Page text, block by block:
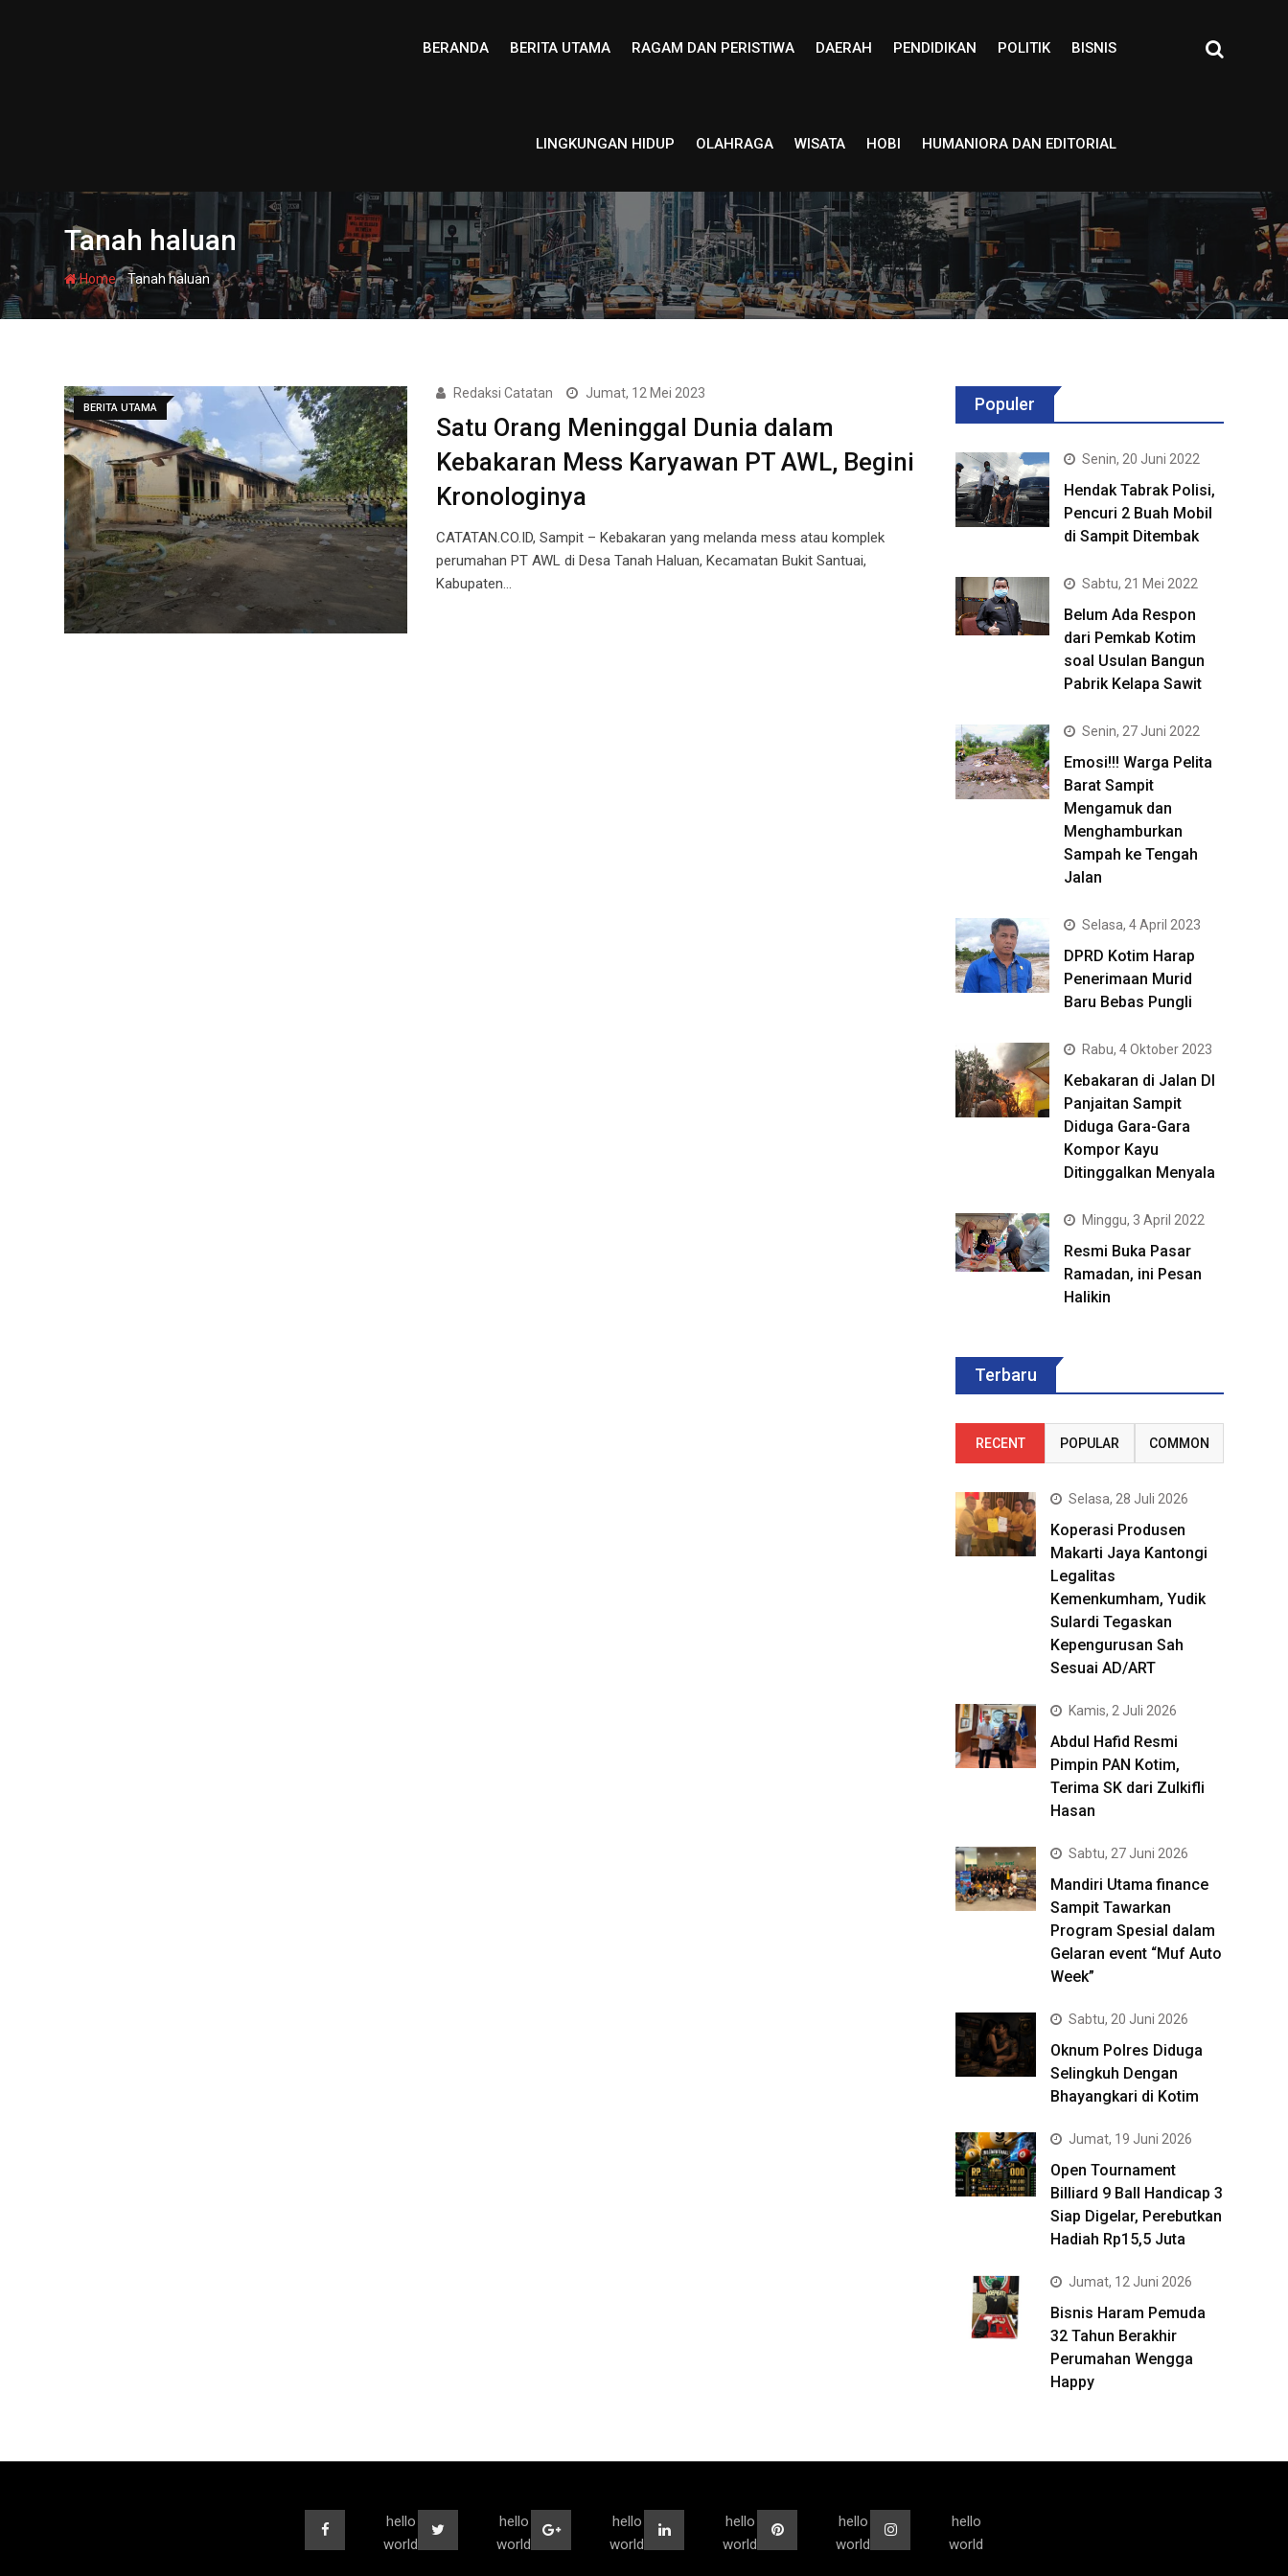
BERANDA BERITA UTAMA RAGAM DAN PERISTIWA DAERAH PENDIDIKAN POLITIK BISNIS
LINGKUNGAN HIDUP OLAHRAGA WISATA HOBI HUMANIORA DAN EDITORIAL
Tanah haluan
Home-Tanah haluan
BERITA UTAMA
Redaksi Catatan Jumat, 12 Mei 2023
Satu Orang Meninggal Dunia dalam
Kebakaran Mess Karyawan PT AWL, Begini
Kronologinya
CATATAN.CO.ID, Sampit – Kebakaran yang melanda mess atau komplek
perumahan PT AWL di Desa Tanah Haluan, Kecamatan Bukit Santuai,
Kabupaten…
Populer
Senin, 20 Juni 2022
Hendak Tabrak Polisi,
Pencuri 2 Buah Mobil
di Sampit Ditembak
Sabtu, 21 Mei 2022
Belum Ada Respon
dari Pemkab Kotim
soal Usulan Bangun
Pabrik Kelapa Sawit
Senin, 27 Juni 2022
Emosi!!! Warga Pelita
Barat Sampit
Mengamuk dan
Menghamburkan
Sampah ke Tengah
Jalan
Selasa, 4 April 2023
DPRD Kotim Harap
Penerimaan Murid
Baru Bebas Pungli
Rabu, 4 Oktober 2023
Kebakaran di Jalan DI
Panjaitan Sampit
Diduga Gara-Gara
Kompor Kayu
Ditinggalkan Menyala
Minggu, 3 April 2022
Resmi Buka Pasar
Ramadan, ini Pesan
Halikin
Terbaru
RECENT POPULAR COMMON
Selasa, 28 Juli 2026
Koperasi Produsen
Makarti Jaya Kantongi
Legalitas
Kemenkumham, Yudik
Sulardi Tegaskan
Kepengurusan Sah
Sesuai AD/ART
Kamis, 2 Juli 2026
Abdul Hafid Resmi
Pimpin PAN Kotim,
Terima SK dari Zulkifli
Hasan
Sabtu, 27 Juni 2026
Mandiri Utama finance
Sampit Tawarkan
Program Spesial dalam
Gelaran event “Muf Auto
Week”
Sabtu, 20 Juni 2026
Oknum Polres Diduga
Selingkuh Dengan
Bhayangkari di Kotim
Jumat, 19 Juni 2026
Open Tournament
Billiard 9 Ball Handicap 3
Siap Digelar, Perebutkan
Hadiah Rp15,5 Juta
Jumat, 12 Juni 2026
Bisnis Haram Pemuda
32 Tahun Berakhir
Perumahan Wengga
Happy
hello
world
hello
world
hello
world
hello
world
hello
world
hello
world